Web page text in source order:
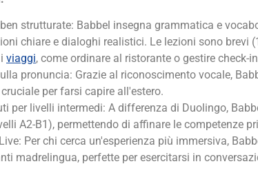
strutturate: Babbel insegna grammatica e
chiare e dialoghi realistici. Le lezioni sono brevi
viaggi, come ordinare al ristorante o gestire check-
pronuncia: Grazie al riconoscimento vocale,
per farsi capire all'estero.
per livelli intermedi: A differenza di Duolingo,
A2-B1), permettendo di affinare le competenze
Per chi cerca un'esperienza più immersiva,
madrelingua, perfette per esercitarsi in